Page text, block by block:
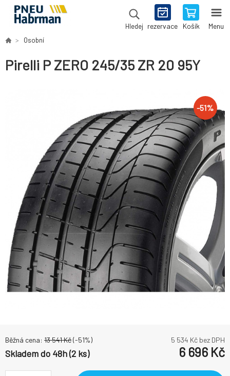
Hledej rezervace Košík Menu
Osobní
Pirelli P ZERO 245/35 ZR 20 95Y
-51%
Běžná cena: 13 541Kč(-51%) 5 534 Kč bez DPH
Skladem do 48h (2 ks) 6 696 Kč